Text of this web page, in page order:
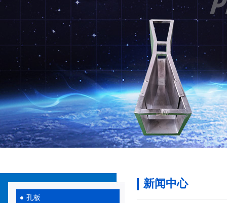
孔板
新闻中心